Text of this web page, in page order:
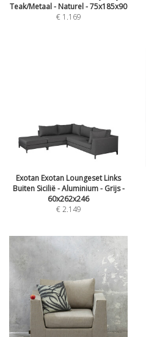
Teak/Metaal - Naturel - 75x185x90
€ 1.169
Exotan Exotan Loungeset Links
Buiten Sicilië - Aluminium - Grijs -
60x262x246
€2.149